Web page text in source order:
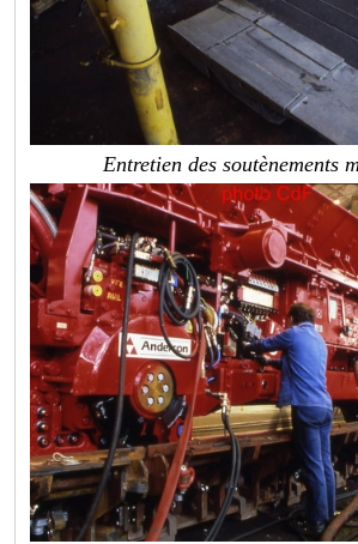
Entretien des soutènements